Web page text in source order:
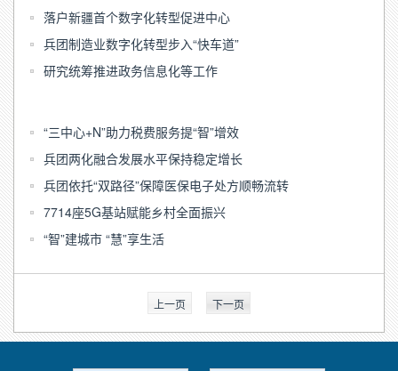
落户新疆首个数字化转型促进中心
兵团制造业数字化转型步入“快车道”
研究统筹推进政务信息化等工作
“三中心+N”助力税费服务提“智”增效
兵团两化融合发展水平保持稳定增长
兵团依托“双路径”保障医保电子处方顺畅流转
7714座5G基站赋能乡村全面振兴
“智”建城市 “慧”享生活
上一页 下一页